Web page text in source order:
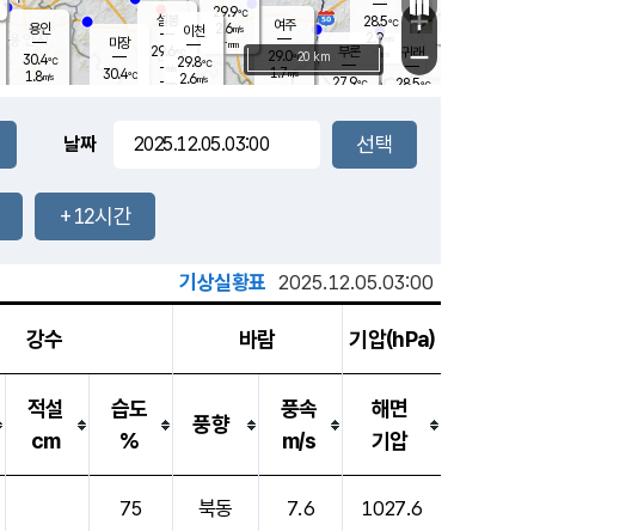
28.5℃
2.9m/s
mm
부론
27.9℃
-mm
용인
30.4℃
1.8m/s
여주
29.0℃
1.7m/s
장호원
29.9℃
2.6m/s
-mm
마장
30.4℃
설봉
29.6
-m/s
- mm
귀래
28.5℃
이천
29.8℃
2.6m/s
+
−
20 km
날짜
+12시간
기상실황표 2025.12.05.03:00
강수 바람 기압(hPa)
적설
cm
습도
%
풍향
풍속
m/s
해면
기압
75 북동 7.6 1027.6